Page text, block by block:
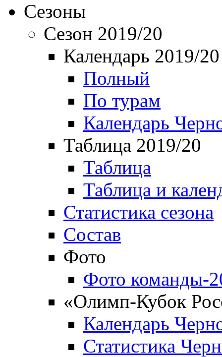
Сезоны
Сезон 2019/20
Календарь 2019/20
Полный
По турам
Календарь
Таблица 2019/20
Таблица
Таблица и
Статистика сезона
Состав
Фото
Фото команды-
«Олимп-Кубок
Календарь
Статистика